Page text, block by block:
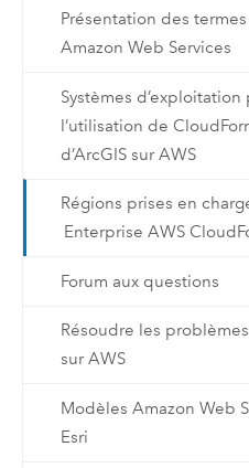
Présentation des
Amazon Web Services
Systèmes
l’utilisation de
d’ArcGIS sur AWS
Régions prises en
Enterprise AWS
Forum aux questions
Résoudre les
sur AWS
Modèles Amazon Web
Esri